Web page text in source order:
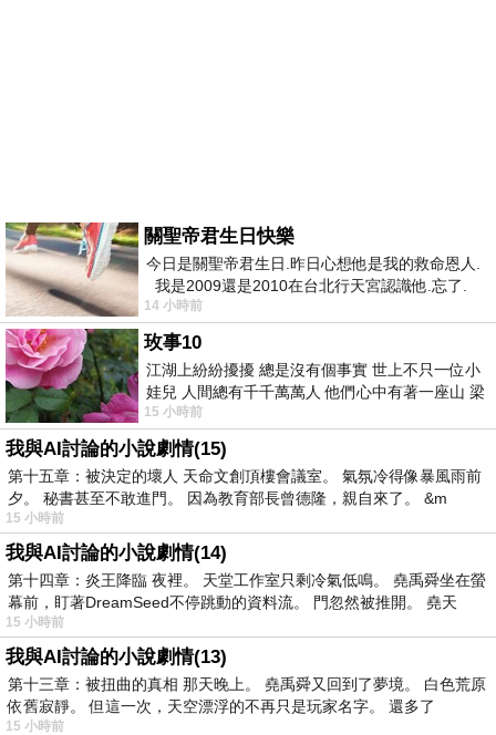
關聖帝君生日快樂
今日是關聖帝君生日.昨日心想他是我的救命恩人.
我是2009還是2010在台北行天宮認識他.忘了.
一個奇摩交友的網友學
14 小時前
玫事10
江湖上紛紛擾擾 總是沒有個事實 世上不只一位小
娃兒 人間總有千千萬萬人 他們心中有著一座山 梁
山佛山泰華衡恆嵩 一山之高
15 小時前
我與AI討論的小說劇情(15)
第十五章：被決定的壞人 天命文創頂樓會議室。 氣氛冷得像暴風雨前
夕。 秘書甚至不敢進門。 因為教育部長曾德隆，親自來了。 &m
15 小時前
我與AI討論的小說劇情(14)
第十四章：炎王降臨 夜裡。 天堂工作室只剩冷氣低鳴。 堯禹舜坐在螢
幕前，盯著DreamSeed不停跳動的資料流。 門忽然被推開。 堯天
15 小時前
我與AI討論的小說劇情(13)
第十三章：被扭曲的真相 那天晚上。 堯禹舜又回到了夢境。 白色荒原
依舊寂靜。 但這一次，天空漂浮的不再只是玩家名字。 還多了
15 小時前